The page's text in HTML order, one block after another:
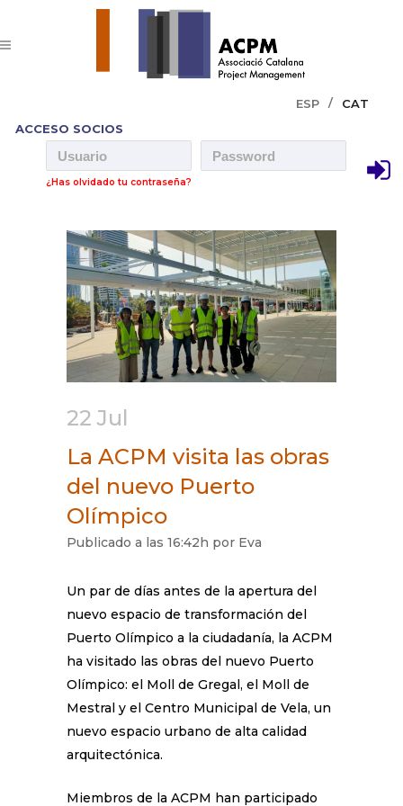
ESP
CAT
ACCESO SOCIOS
¿Has olvidado tu contraseña?
22 Jul
La ACPM visita las obras
del nuevo Puerto
Olímpico
Publicado a las 16:42h por Eva
Un par de días antes de la apertura del
nuevo espacio de transformación del
Puerto Olímpico a la ciudadanía, la ACPM
ha visitado las obras del nuevo Puerto
Olímpico: el Moll de Gregal, el Moll de
Mestral y el Centro Municipal de Vela, un
nuevo espacio urbano de alta calidad
arquitectónica.
Miembros de la ACPM han participado